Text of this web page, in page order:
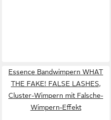
Essence Bandwimpern WHAT
THE FAKE! FALSE LASHES,
Cluster-Wimpern mit Falsche-
Wimpern-Effekt